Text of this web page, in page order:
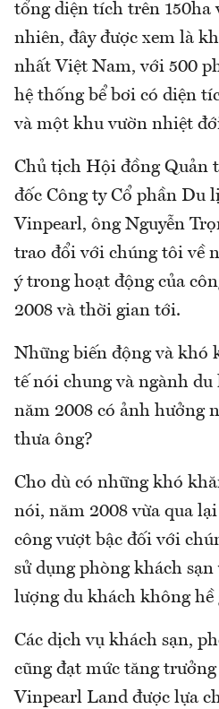
tổng diện tích trên 150ha
nhiên, đây được xem là
nhất Việt Nam, với 500
hệ thống bể bơi có diện
và một khu vườn nhiệt
Chủ tịch Hội đồng Quản
đốc Công ty Cổ phần Du
Vinpearl, ông Nguyễn
trao đổi với chúng tôi về
ý trong hoạt động của
2008 và thời gian tới.
Những biến động và khó
tế nói chung và ngành
năm 2008 có ảnh hưởng
thưa ông?
Cho dù có những khó
nói, năm 2008 vừa qua
công vượt bậc đối với
sử dụng phòng khách
lượng du khách không hề
Các dịch vụ khách sạn,
cũng đạt mức tăng
Vinpearl Land được lựa